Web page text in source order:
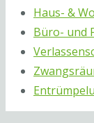
Haus- &
Büro- und